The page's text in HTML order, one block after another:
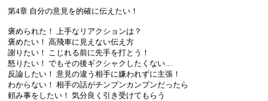
第4章 自分の意見を的確に伝えたい！
褒められた！ 上手なリアクションは？
褒めたい！ 高飛車に見えない伝え方
謝りたい！ こじれる前に先手を打とう！
怒りたい！ でもその後ギクシャクしたくない…
反論したい！ 意見の違う相手に嫌われずに主張！
わからない！ 相手の話がチンプンカンプンだったら
頼み事をしたい！ 気分良く引き受けてもらう